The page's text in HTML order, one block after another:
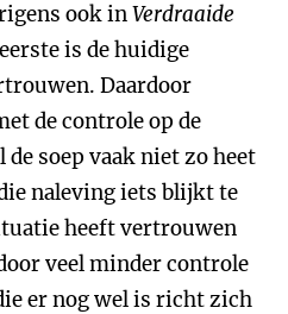
ook inVerdraaide
is de huidige
Daardoor
de controle op de
soep vaak niet zo heet
naleving iets blijkt te
heeft vertrouwen
veel minder controle
er nog wel is richt zich